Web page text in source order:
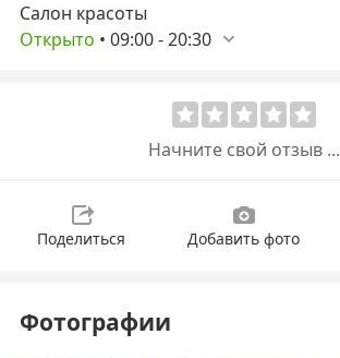
Салон красоты
Открыто • 09:00-20:30
Начните свой отзыв ...
Поделиться Добавить фото
Фотографии